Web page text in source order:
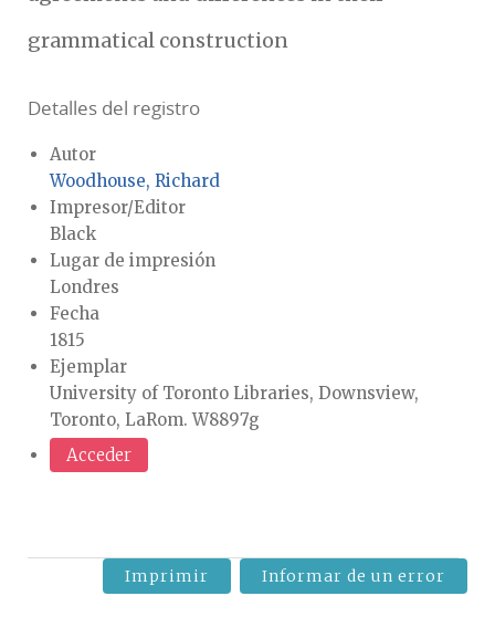
grammatical construction
Detalles del registro
Autor
Woodhouse, Richard
Impresor/Editor
Black
Lugar de impresión
Londres
Fecha
1815
Ejemplar
University of Toronto Libraries, Downsview,
Toronto, LaRom. W8897g
Acceder
Imprimir Informar de un error